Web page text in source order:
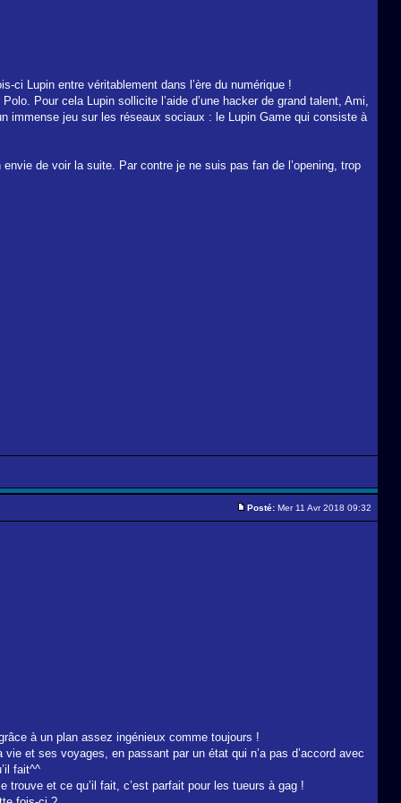
Lupin entre véritablement dans l’ère du numérique !
Pour cela Lupin sollicite l’aide d’une hacker de grand talent, Ami,
immense jeu sur les réseaux sociaux : le Lupin Game qui consiste à
de voir la suite. Par contre je ne suis pas fan de l’opening, trop
Posté: Mer 11 Avr 2018 09:32
à un plan assez ingénieux comme toujours !
et ses voyages, en passant par un état qui n’a pas d’accord avec
fait^^
et ce qu’il fait, c’est parfait pour les tueurs à gag !